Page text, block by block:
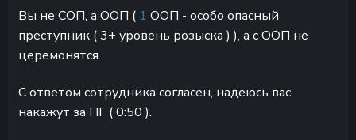
Вы не СОП, а ООП ( 1 ООП - особо опасный
преступник ( 3+ уровень розыска ) ), а с ООП не
церемонятся.
С ответом сотрудника согласен, надеюсь вас
накажут за ПГ ( 0:50 ).